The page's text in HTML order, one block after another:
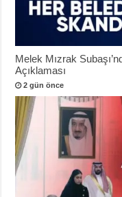
Melek Mızrak
Açıklaması
2 gün önce